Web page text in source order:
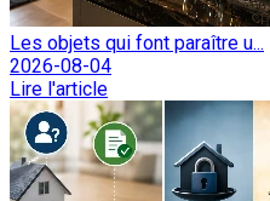
Les objets qui font paraître u...
2026-08-04
Lire l'article